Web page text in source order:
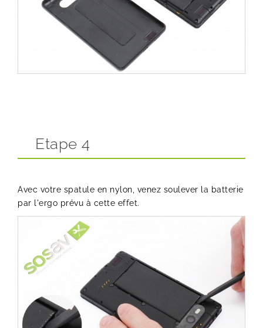
Etape 4
Avec votre spatule en nylon, venez soulever la batterie
par l'ergo prévu à cette effet.